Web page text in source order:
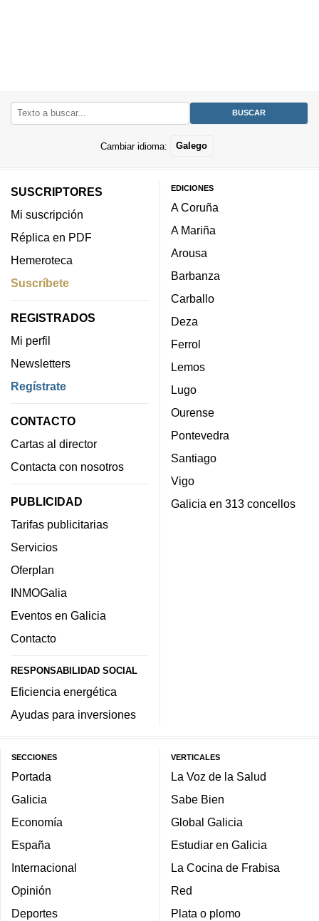
Cambiar idioma: Galego
SUSCRIPTORES
Mi suscripción
Réplica en PDF
Hemeroteca
Suscríbete
REGISTRADOS
Mi perfil
Newsletters
Regístrate
CONTACTO
Cartas al director
Contacta con nosotros
PUBLICIDAD
Tarifas publicitarias
Servicios
Oferplan
INMOGalia
Eventos en Galicia
Contacto
RESPONSABILIDAD SOCIAL
Eficiencia energética
Ayudas para inversiones
EDICIONES
A Coruña
A Mariña
Arousa
Barbanza
Carballo
Deza
Ferrol
Lemos
Lugo
Ourense
Pontevedra
Santiago
Vigo
Galicia en 313 concellos
SECCIONES
Portada
Galicia
Economía
España
Internacional
Opinión
Deportes
VERTICALES
La Voz de la Salud
Sabe Bien
Global Galicia
Estudiar en Galicia
La Cocina de Frabisa
Red
Plata o plomo